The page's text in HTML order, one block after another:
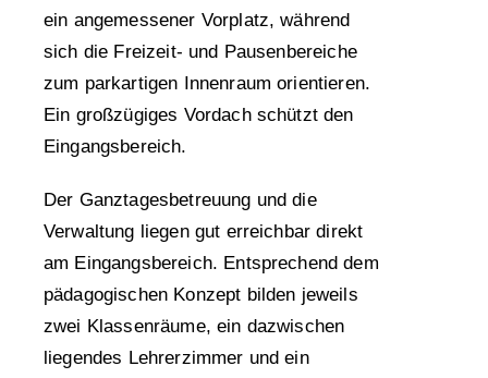
ein angemessener Vorplatz, während
sich die Freizeit- und Pausenbereiche
zum parkartigen Innenraum orientieren.
Ein großzügiges Vordach schützt den
Eingangsbereich.
Der Ganztagesbetreuung und die
Verwaltung liegen gut erreichbar direkt
am Eingangsbereich. Entsprechend dem
pädagogischen Konzept bilden jeweils
zwei Klassenräume, ein dazwischen
liegendes Lehrerzimmer und ein